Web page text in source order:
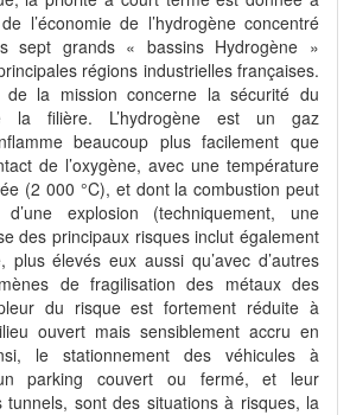
l’économie de l’hydrogène concentré
sept grands « bassins Hydrogène »
régions industrielles françaises.
de la mission concerne la sécurité du
la filière. L’hydrogène est un gaz
beaucoup plus facilement que
de l’oxygène, avec une température
(2 000 °C), et dont la combustion peut
explosion (techniquement, une
des principaux risques inclut également
élevés eux aussi qu’avec d’autres
de fragilisation des métaux des
du risque est fortement réduite à
ouvert mais sensiblement accru en
le stationnement des véhicules à
parking couvert ou fermé, et leur
tunnels, sont des situations à risques, la